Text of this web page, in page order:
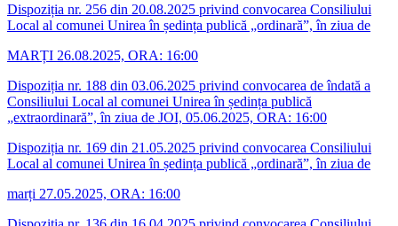
Dispoziția nr. 256 din 20.08.2025 privind convocarea Consiliului
Local al comunei Unirea în ședința publică „ordinară”, în ziua de
MARȚI 26.08.2025, ORA: 16:00
Dispoziția nr. 188 din 03.06.2025 privind convocarea de îndată a
Consiliului Local al comunei Unirea în ședința publică
„extraordinară”, în ziua de JOI, 05.06.2025, ORA: 16:00
Dispoziția nr. 169 din 21.05.2025 privind convocarea Consiliului
Local al comunei Unirea în ședința publică „ordinară”, în ziua de
marți 27.05.2025, ORA: 16:00